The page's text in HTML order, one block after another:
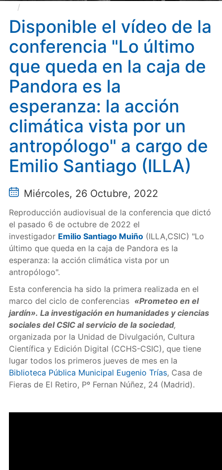
que queda en la caja de Pandora es la esperanza: la
acción climática vista por un antropólogo" a cargo de
Emilio Santiago (ILLA)
Disponible el vídeo de la
conferencia "Lo último
que queda en la caja de
Pandora es la
esperanza: la acción
climática vista por un
antropólogo" a cargo de
Emilio Santiago (ILLA)
Miércoles, 26 Octubre, 2022
Reproducción audiovisual de la conferencia que dictó
el pasado 6 de octubre de 2022 el
investigador Emilio Santiago Muiño(ILLA,CSIC) "Lo
último que queda en la caja de Pandora es la
esperanza: la acción climática vista por un
antropólogo".
Esta conferencia ha sido la primera realizada en el
marco del ciclo de conferencias «Prometeo en el
jardín». La investigación en humanidades y ciencias
sociales del CSIC al servicio de la sociedad,
organizada por la Unidad de Divulgación, Cultura
Científica y Edición Digital (CCHS-CSIC), que tiene
lugar todos los primeros jueves de mes en la
Biblioteca Pública Municipal Eugenio Trías, Casa de
Fieras de El Retiro, Pº Fernan Núñez, 24 (Madrid).